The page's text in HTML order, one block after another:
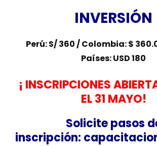
INVERSIÓN
Perú: S/ 360 / Colombia: $
Países: USD 180
¡ INSCRIPCIONES
EL 31 MAYO!
Solicite pasos
inscripción: